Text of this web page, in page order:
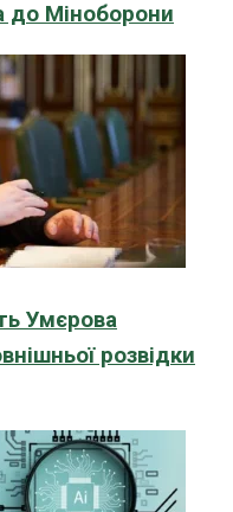
до Міноборони
Умєрова
розвідки